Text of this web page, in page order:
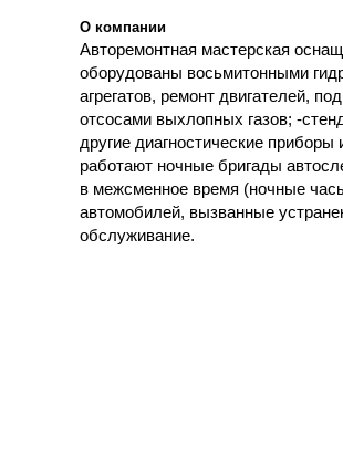
О компании
Авторемонтная мастерская
оборудованы восьмитонными
агрегатов, ремонт двигателей,
отсосами выхлопных газов; -
другие диагностические
работают ночные бригады
в межсменное время (ночные
автомобилей, вызванные
обслуживание.